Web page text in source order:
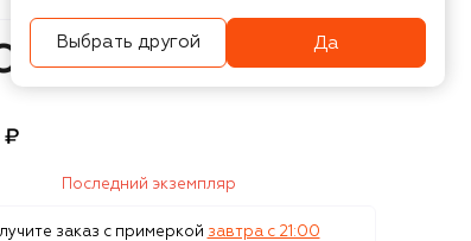
₽
Последний экземпляр
заказ с примеркой завтра c 21:00
Выбрать другой Да